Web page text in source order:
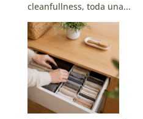
cleanfullness, toda una...